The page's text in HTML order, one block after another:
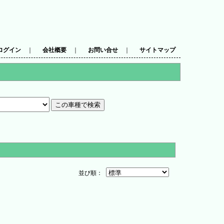
グイン 会社概要 お問い合せ サイトマップ
並び順：